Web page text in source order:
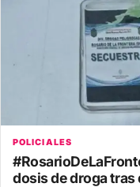
POLICIALES
dosis de droga tras